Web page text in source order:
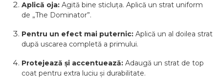
Aplică oja: Agită bine sticluța. Aplică un strat uniform
de „The Dominator”.
Pentru un efect mai puternic: Aplică un al doilea strat
după uscarea completă a primului.
Protejează și accentuează: Adaugă un strat de top
coat pentru extra luciu și durabilitate.